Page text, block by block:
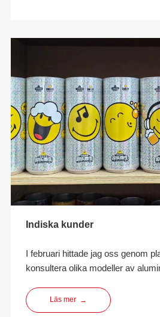
Indiska kunder
I februari hittade jag oss genom
konsultera olika modeller av
fyllning av aluminiumburkar. Efter
kommunikation och kontakt
Läs mer →